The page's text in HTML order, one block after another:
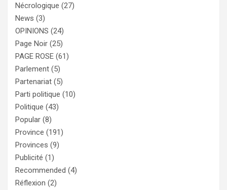
Nécrologique (27)
News (3)
OPINIONS (24)
Page Noir (25)
PAGE ROSE (61)
Parlement (5)
Partenariat (5)
Parti politique (10)
Politique (43)
Popular (8)
Province (191)
Provinces (9)
Publicité (1)
Recommended (4)
Réflexion (2)